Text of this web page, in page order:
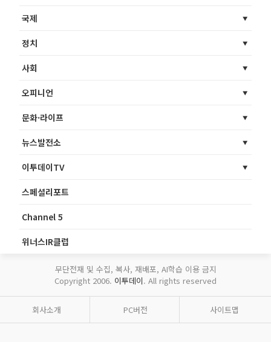
국제
정치
사회
오피니언
문화·라이프
뉴스발전소
이투데이TV
스페셜리포트
Channel 5
위너스IR클럽
무단전재 및 수집, 복사, 재배포, AI학습 이용 금지
Copyright 2006. 이투데이. All rights reserved
회사소개 PC버전 사이트맵